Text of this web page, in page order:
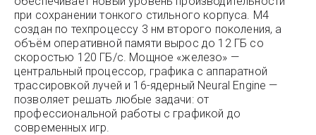
при сохранении тонкого стильного корпуса. M4
создан по техпроцессу 3 нм второго поколения, а
объём оперативной памяти вырос до 12 ГБ со
скоростью 120 ГБ/с. Мощное «железо» —
центральный процессор, графика с аппаратной
трассировкой лучей и 16-ядерный Neural Engine —
позволяет решать любые задачи: от
профессиональной работы с графикой до
современных игр.